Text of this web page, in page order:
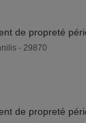
- 29870